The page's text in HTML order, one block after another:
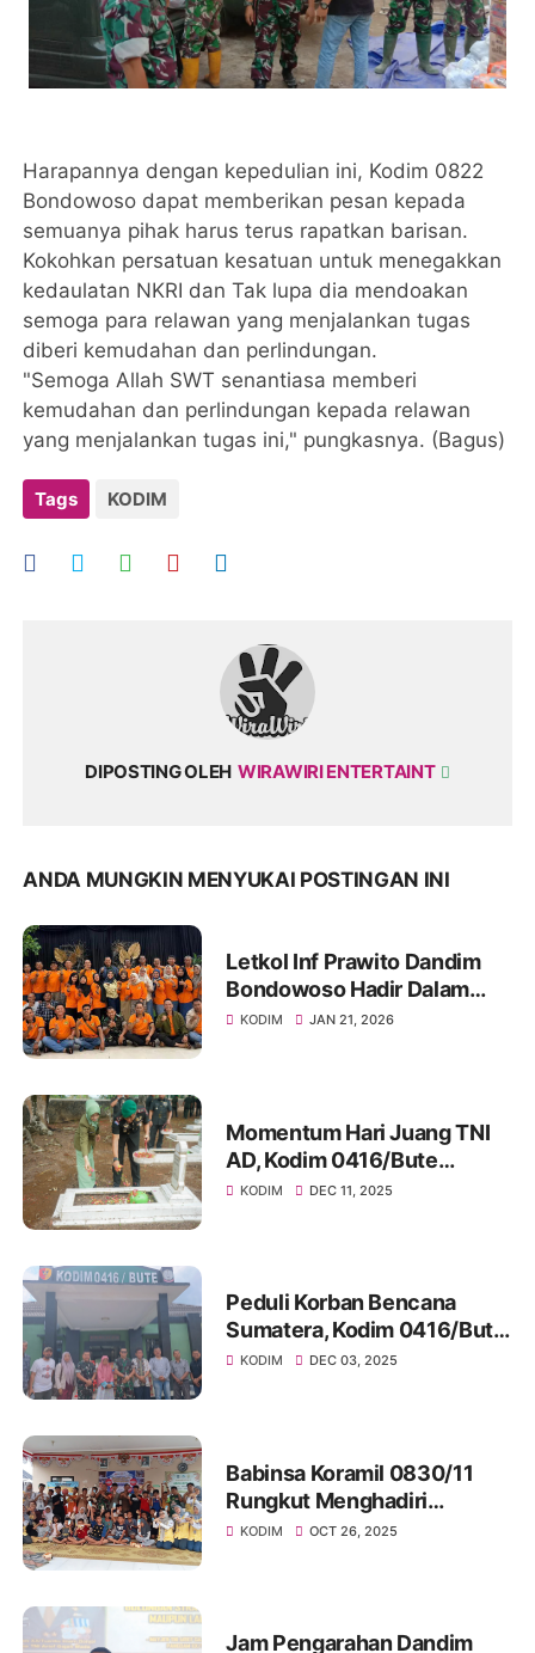
Harapannya dengan kepedulian ini, Kodim 0822
Bondowoso dapat memberikan pesan kepada
semuanya pihak harus terus rapatkan barisan.
Kokohkan persatuan kesatuan untuk menegakkan
kedaulatan NKRI dan Tak lupa dia mendoakan
semoga para relawan yang menjalankan tugas
diberi kemudahan dan perlindungan.
"Semoga Allah SWT senantiasa memberi
kemudahan dan perlindungan kepada relawan
yang menjalankan tugas ini," pungkasnya. (Bagus)
Tags KODIM
DIPOSTING OLEH WIRAWIRI ENTERTAINT
ANDA MUNGKIN MENYUKAI POSTINGAN INI
Letkol Inf Prawito Dandim
Bondowoso Hadir Dalam
Temu Kangen Wong
KODIM JAN 21, 2026
Momentum Hari Juang TNI
AD, Kodim 0416/Bute
Tingkatkan Nilai Kejuangan
KODIM DEC 11, 2025
Peduli Korban Bencana
Sumatera, Kodim 0416/Bute
Gelar Shalat Ghaib, Doa
KODIM DEC 03, 2025
Babinsa Koramil 0830/11
Rungkut Menghadiri
Sosialisasi Wepose,
KODIM OCT 26, 2025
Jam Pengarahan Dandim